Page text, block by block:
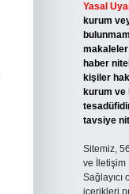
Yasal
kurum
makaleler
haber
kişiler
kurum
tavsiye
Sitemiz,
ve İletişim
içerikleri